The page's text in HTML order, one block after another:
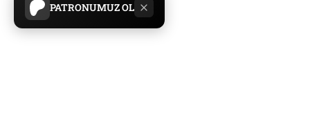
PATRONUMUZ OL